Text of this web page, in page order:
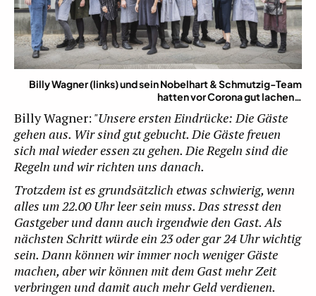
Billy Wagner (links) und sein Nobelhart & Schmutzig-Team
hatten vor Corona gut lachen…
Billy Wagner: "Unsere ersten Eindrücke: Die Gäste
gehen aus. Wir sind gut gebucht. Die Gäste freuen
sich mal wieder essen zu gehen. Die Regeln sind die
Regeln und wir richten uns danach.
Trotzdem ist es grundsätzlich etwas schwierig, wenn
alles um 22.00 Uhr leer sein muss. Das stresst den
Gastgeber und dann auch irgendwie den Gast. Als
nächsten Schritt würde ein 23 oder gar 24 Uhr wichtig
sein. Dann können wir immer noch weniger Gäste
machen, aber wir können mit dem Gast mehr Zeit
verbringen und damit auch mehr Geld verdienen.